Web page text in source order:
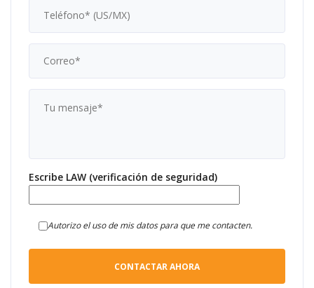
Escribe LAW (verificación de seguridad)
Autorizo el uso de mis datos para que me contacten.